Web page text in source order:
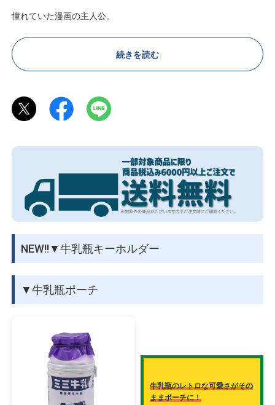
憧れていた漫画の主人公。
あのお菓子のパッケージ。
重厚な扉を開けた先に広がる、古きよき純喫茶。
続きを読む
NEW!!▼牛乳瓶キーホルダー
▼牛乳瓶ポーチ
牛乳瓶のレトロな可愛さがその
ままポーチに！